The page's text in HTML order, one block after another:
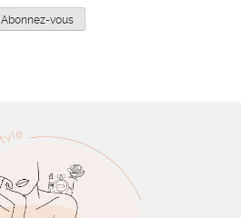
Abonnez-vous